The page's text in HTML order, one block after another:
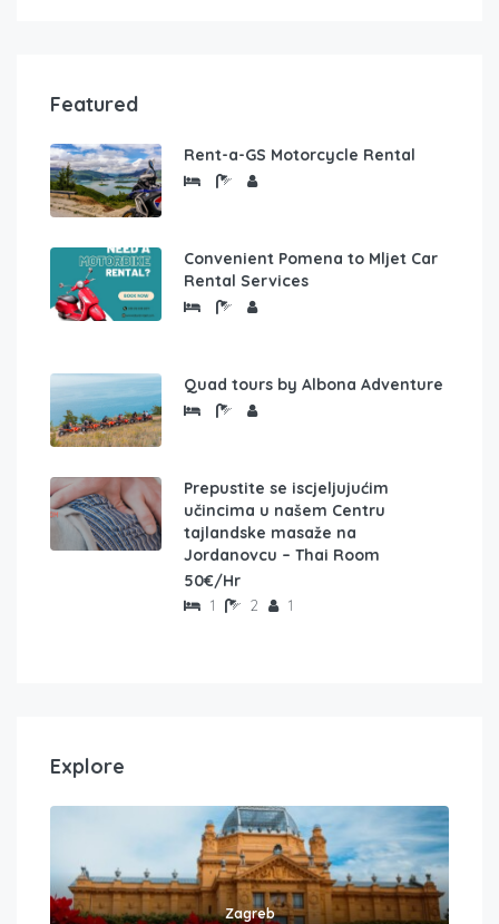
Featured
Rent-a-GS Motorcycle Rental
Convenient Pomena to Mljet Car
Rental Services
Quad tours by Albona Adventure
Prepustite se iscjeljujućim
učincima u našem Centru
tajlandske masaže na
Jordanovcu – Thai Room
50€/Hr
1 2 1
Explore
Zagreb